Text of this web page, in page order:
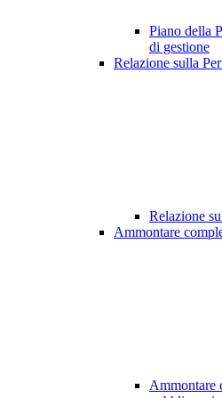
Piano della
di gestione
Relazione sulla
Relazione
Ammontare
Ammontare